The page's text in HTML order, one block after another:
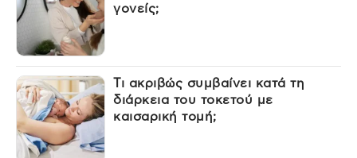
γονείς;
Τι ακριβώς συμβαίνει κατά τη
διάρκεια του τοκετού με
καισαρική τομή;